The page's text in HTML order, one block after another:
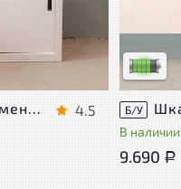
4.5
Низкая
Б/У
В
9.690 Р